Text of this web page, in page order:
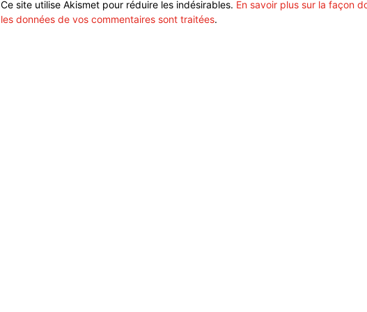
Ce site utilise Akismet pour réduire les indésirables. En savoir plus sur la façon
les données de vos commentaires sont traitées.